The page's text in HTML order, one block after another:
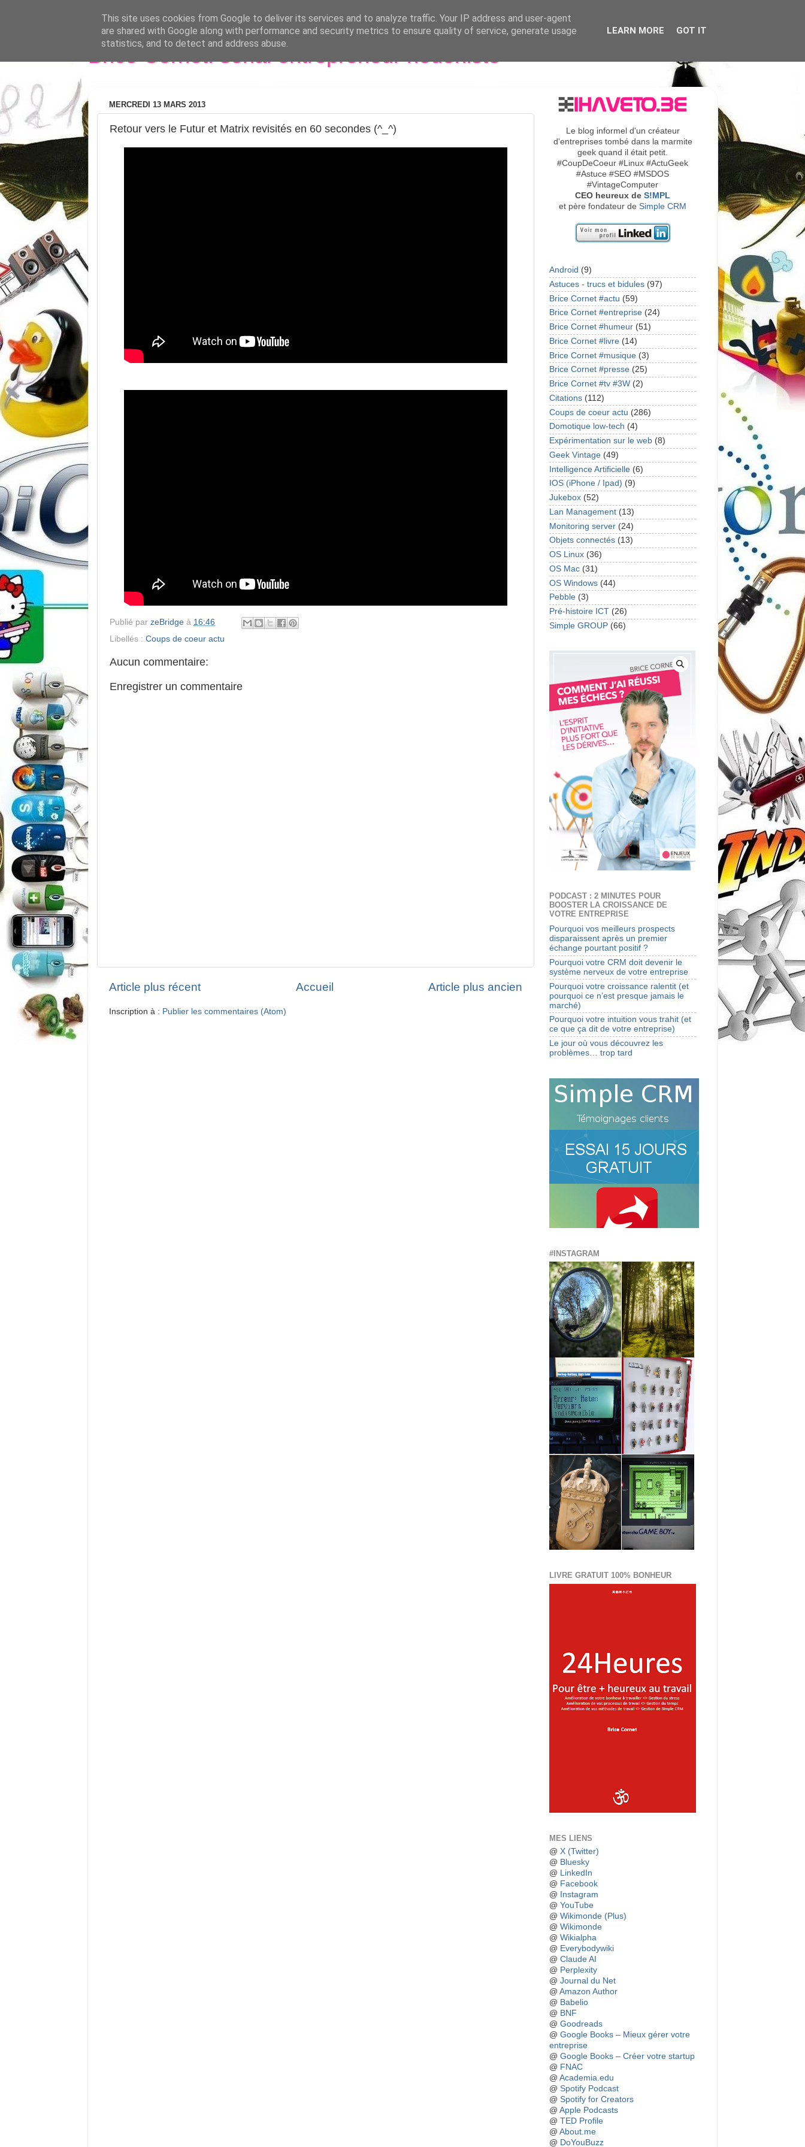
Brice Cornet: serial entrepreneur hédoniste
MERCREDI 13 MARS 2013
Retour vers le Futur et Matrix revisités en 60 secondes (^_^)
Publié par zeBridge à 16:46
Libellés : Coups de coeur actu
Aucun commentaire:
Enregistrer un commentaire
Article plus récent Article plus ancien
Accueil
Inscription à : Publier les commentaires (Atom)
Le blog informel d'un créateur
d'entreprises tombé dans la marmite
geek quand il était petit.
#CoupDeCoeur #Linux #ActuGeek
#Astuce #SEO #MSDOS
#VintageComputer
CEO heureux de S!MPL
et père fondateur de Simple CRM
Android (9)
Astuces - trucs et bidules (97)
Brice Cornet #actu (59)
Brice Cornet #entreprise (24)
Brice Cornet #humeur (51)
Brice Cornet #livre (14)
Brice Cornet #musique (3)
Brice Cornet #presse (25)
Brice Cornet #tv #3W (2)
Citations (112)
Coups de coeur actu (286)
Domotique low-tech (4)
Expérimentation sur le web (8)
Geek Vintage (49)
Intelligence Artificielle (6)
IOS (iPhone / Ipad) (9)
Jukebox (52)
Lan Management (13)
Monitoring server (24)
Objets connectés (13)
OS Linux (36)
OS Mac (31)
OS Windows (44)
Pebble (3)
Pré-histoire ICT (26)
Simple GROUP (66)
PODCAST : 2 MINUTES POUR
BOOSTER LA CROISSANCE DE
VOTRE ENTREPRISE
Pourquoi vos meilleurs prospects
disparaissent après un premier
échange pourtant positif ?
Pourquoi votre CRM doit devenir le
système nerveux de votre entreprise
Pourquoi votre croissance ralentit (et
pourquoi ce n’est presque jamais le
marché)
Pourquoi votre intuition vous trahit (et
ce que ça dit de votre entreprise)
Le jour où vous découvrez les
problèmes… trop tard
#INSTAGRAM
LIVRE GRATUIT 100% BONHEUR
MES LIENS
@ X (Twitter)
@ Bluesky
@ LinkedIn
@ Facebook
@
Instagram
@ YouTube
@ Wikimonde (Plus)
@ Wikimonde
@ Wikialpha
@ Everybodywiki
@ Claude AI
@ Perplexity
@ Journal du Net
@ Amazon Author
@ Babelio
@ BNF
@ Goodreads
@ Google Books – Mieux gérer votre
entreprise
@ Google Books – Créer votre startup
@ FNAC
@ Academia.edu
@ Spotify Podcast
@ Spotify for Creators
@ Apple Podcasts
@ TED Profile
@ About.me
@ DoYouBuzz
This site uses cookies from Google to deliver its services and to analyze traffic. Your IP address and user-agent
are shared with Google along with performance and security metrics to ensure quality of service, generate usage
statistics, and to detect and address abuse.
LEARN MORE GOT IT